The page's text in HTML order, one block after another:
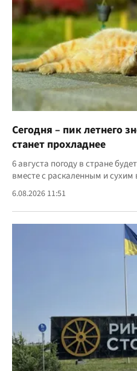
Сегодня – пик летнего
станет прохладнее
6 августа погоду в стране
вместе с раскаленным и
6.08.2026 11:51